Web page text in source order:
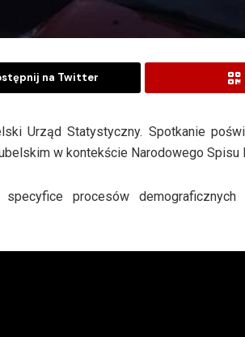
na Twitter
Urząd Statystyczny. Spotkanie
w kontekście Narodowego Spisu
procesów demograficznych